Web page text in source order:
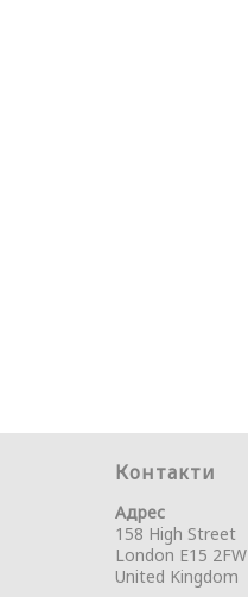
Контакти
Адрес
158 High Street
London E15 2FW
United Kingdom